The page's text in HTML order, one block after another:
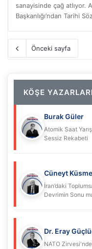
sanayisinde çağ atlıyor.
Başkanlığı’ndan Tarihi
Önceki sayfa
KÖŞE YAZARLARI
Burak Güler
Atomik Saat
Sessiz Rekabeti
Cüneyt
İran’daki
Devrimin Sonu
Dr. Eray
NATO